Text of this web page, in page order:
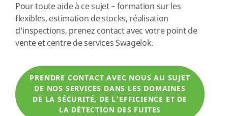
Pour toute aide à ce sujet – formation sur les
flexibles, estimation de stocks, réalisation
d’inspections, prenez contact avec votre point de
vente et centre de services Swagelok.
PRENDRE CONTACT AVEC NOUS AU SUJET
DE NOS SERVICES DANS LES DOMAINES
DE LA SÉCURITÉ, DE L’EFFICIENCE ET DE
LA DÉTECTION DES FUITES